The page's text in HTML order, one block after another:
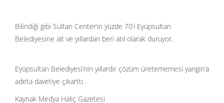
Bilindiği gibi Sultan Center’ın yüzde 70’i Eyüpsultan
Belediyesine ait ve yıllardan beri atıl olarak duruyor.
Eyüpsultan Belediyesi’nin yıllardır çözüm üretememesi yangın’a
adeta davetiye çıkarttı .
Kaynak Medya Haliç Gazetesi